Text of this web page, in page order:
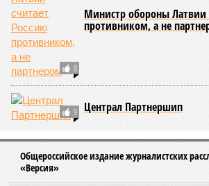
8
Министр обороны Латвии
противником, а не
9 Централ Партнершип
Общероссийское издание журналистских
«Версия»